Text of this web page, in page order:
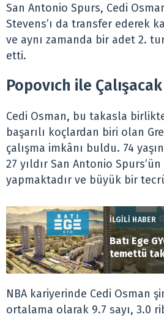
San Antonio Spurs, Cedi
Stevens’ı da transfer ederek
ve aynı zamanda bir adet 2.
etti.
Popovıch ile Çalışacak
Cedi Osman, bu takasla
başarılı koçlardan biri olan
çalışma imkânı buldu. 74
27 yıldır San Antonio
yapmaktadır ve büyük bir
İLGİLİ HABER
Batı Ege
temettü
NBA kariyerinde Cedi Osman
ortalama olarak 9.7 sayı, 3.0